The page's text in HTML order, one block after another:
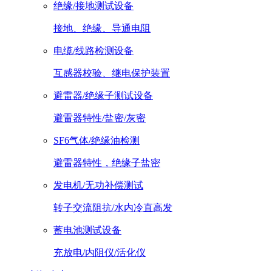
绝缘/接地测试设备
接地、绝缘、导通电阻
电缆/线路检测设备
互感器校验、继电保护装置
避雷器/绝缘子测试设备
避雷器特性/盐密/灰密
SF6气体/绝缘油检测
避雷器特性，绝缘子盐密
发电机/无功补偿测试
转子交流阻抗/水内冷直高发
蓄电池测试设备
充放电/内阻仪/活化仪